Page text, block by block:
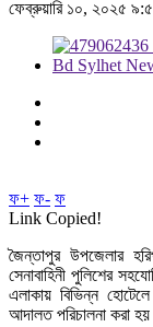
ফেব্রুয়ারি ১০, ২০২৫
ফ+ ফ- ফ
Link Copied!
জৈন্তাপুর উপজেলার
সেনাবাহিনী পুলিশের
এলাকায় বিভিন্ন
আদালত পরিচালনা করা